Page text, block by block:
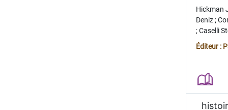
Hickman
Deniz;
;Caselli
Juan
Éditeur :